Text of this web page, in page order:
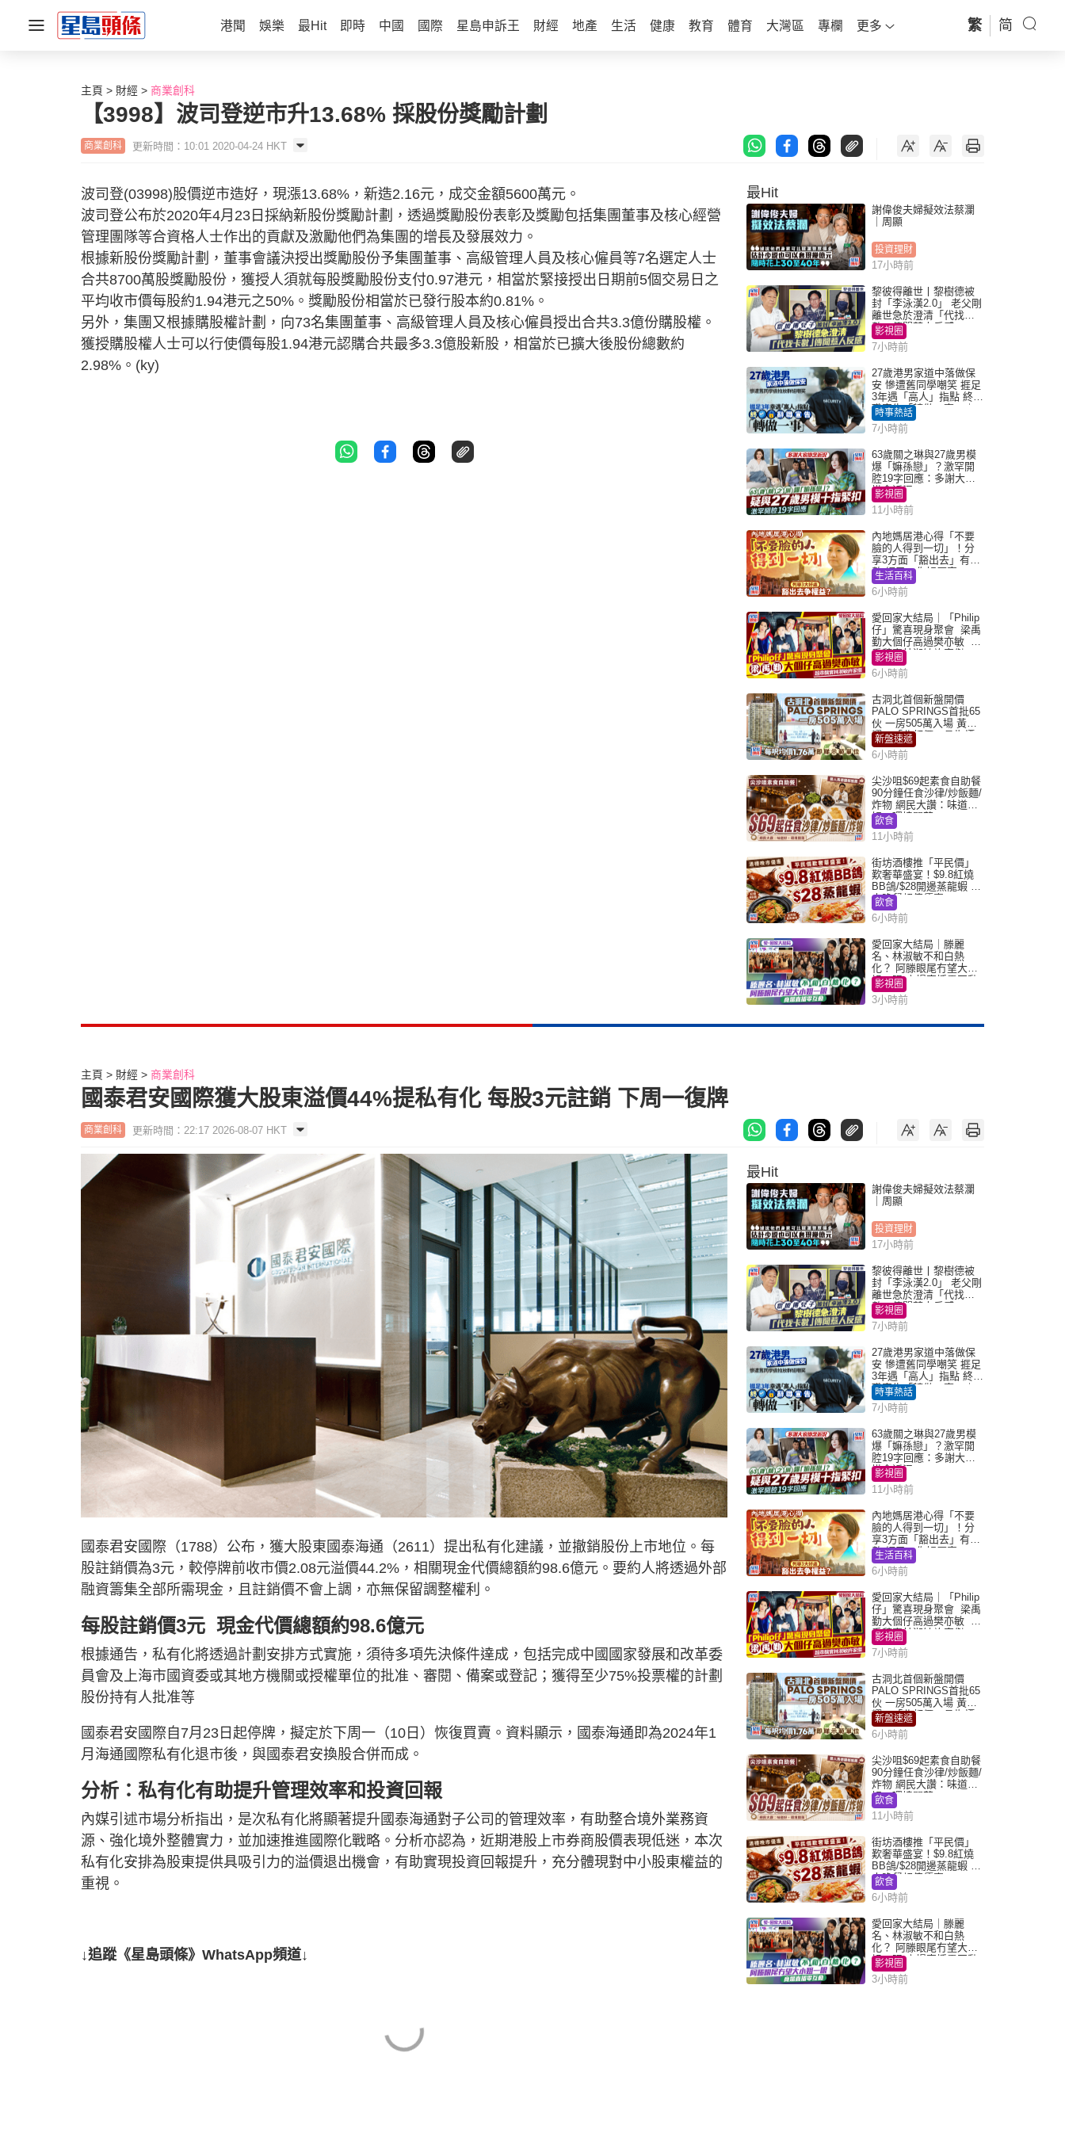
港聞 娛樂 最Hit 即時 中國 國際 星島申訴王 財經 地產 生活 健康 教育 體育 大灣區 專欄 更多 繁 简
主頁 財經 商業創科
【3998】波司登逆市升13.68% 採股份獎勵計劃
商業創科 更新時間：10:01 2020-04-24 HKT
波司登(03998)股價逆市造好，現漲13.68%，新造2.16元，成交金額5600萬元。
波司登公布於2020年4月23日採納新股份獎勵計劃，透過獎勵股份表彰及獎勵包括集團董事及核心經營
管理團隊等合資格人士作出的貢獻及激勵他們為集團的增長及發展效力。
根據新股份獎勵計劃，董事會議決授出獎勵股份予集團董事、高級管理人員及核心僱員等7名選定人士
合共8700萬股獎勵股份，獲授人須就每股獎勵股份支付0.97港元，相當於緊接授出日期前5個交易日之
平均收市價每股約1.94港元之50%。獎勵股份相當於已發行股本約0.81%。
另外，集團又根據購股權計劃，向73名集團董事、高級管理人員及核心僱員授出合共3.3億份購股權。
獲授購股權人士可以行使價每股1.94港元認購合共最多3.3億股新股，相當於已擴大後股份總數約
2.98%。(ky)
最Hit
謝偉俊夫婦擬效法蔡瀾
｜周顯
投資理財
17小時前
黎彼得離世丨黎樹德被
封「李泳漢2.0」 老父剛
離世急於澄清「代找卡
數」傳聞惹人反感
影視圈
7小時前
27歲港男家道中落做保
安 慘遭舊同學嘲笑 捱足
3年遇「高人」指點 終辭
職宣告「轉做一事」｜
Juicy叮
時事熱話
7小時前
63歲關之琳與27歲男模
爆「嫲孫戀」？激罕開
腔19字回應：多謝大家
掛念近況
影視圈
11小時前
內地媽居港心得「不要
臉的人得到一切」！分
享3方面「豁出去」有著
數 網民：你好厲害
生活百科
6小時前
愛回家大結局｜「Philip
仔」驚喜現身聚會 梁禹
勤大個仔高過樊亦敏 超
乖黐實林淑敏許家傑
影視圈
6小時前
古洞北首個新盤開價
PALO SPRINGS首批65
伙 一房505萬入場 黃光
耀：「北都價」具指標
作用
新盤速遞
6小時前
尖沙咀$69起素食自助餐
90分鐘任食沙律/炒飯麵/
炸物 網民大讚：味道
好，環境闊落
飲食
11小時前
街坊酒樓推「平民價」
歎奢華盛宴！$9.8紅燒
BB鴿/$28開邊蒸龍蝦 3
大晚餐超值優惠
飲食
6小時前
愛回家大結局｜滕麗
名、林淑敏不和白熱
化？ 阿滕眼尾冇望大小
姐一眼 商場直播零互動
影視圈
3小時前
主頁 財經 商業創科
國泰君安國際獲大股東溢價44%提私有化 每股3元註銷 下周一復牌
商業創科 更新時間：22:17 2026-08-07 HKT
國泰君安國際（1788）公布，獲大股東國泰海通（2611）提出私有化建議，並撤銷股份上市地位。每
股註銷價為3元，較停牌前收市價2.08元溢價44.2%，相關現金代價總額約98.6億元。要約人將透過外部
融資籌集全部所需現金，且註銷價不會上調，亦無保留調整權利。
每股註銷價3元 現金代價總額約98.6億元
根據通告，私有化將透過計劃安排方式實施，須待多項先決條件達成，包括完成中國國家發展和改革委
員會及上海市國資委或其地方機關或授權單位的批准、審閱、備案或登記；獲得至少75%投票權的計劃
股份持有人批准等
國泰君安國際自7月23日起停牌，擬定於下周一（10日）恢復買賣。資料顯示，國泰海通即為2024年1
月海通國際私有化退市後，與國泰君安換股合併而成。
分析：私有化有助提升管理效率和投資回報
內媒引述市場分析指出，是次私有化將顯著提升國泰海通對子公司的管理效率，有助整合境外業務資
源、強化境外整體實力，並加速推進國際化戰略。分析亦認為，近期港股上市券商股價表現低迷，本次
私有化安排為股東提供具吸引力的溢價退出機會，有助實現投資回報提升，充分體現對中小股東權益的
重視。
↓追蹤《星島頭條》WhatsApp頻道↓
最Hit
謝偉俊夫婦擬效法蔡瀾
｜周顯
投資理財
17小時前
黎彼得離世丨黎樹德被
封「李泳漢2.0」 老父剛
離世急於澄清「代找卡
數」傳聞惹人反感
影視圈
7小時前
27歲港男家道中落做保
安 慘遭舊同學嘲笑 捱足
3年遇「高人」指點 終辭
職宣告「轉做一事」｜
Juicy叮
時事熱話
7小時前
63歲關之琳與27歲男模
爆「嫲孫戀」？激罕開
腔19字回應：多謝大家
掛念近況
影視圈
11小時前
內地媽居港心得「不要
臉的人得到一切」！分
享3方面「豁出去」有著
數 網民：你好厲害
生活百科
6小時前
愛回家大結局｜「Philip
仔」驚喜現身聚會 梁禹
勤大個仔高過樊亦敏 超
乖黐實林淑敏許家傑
影視圈
7小時前
古洞北首個新盤開價
PALO SPRINGS首批65
伙 一房505萬入場 黃光
耀：「北都價」具指標
作用
新盤速遞
6小時前
尖沙咀$69起素食自助餐
90分鐘任食沙律/炒飯麵/
炸物 網民大讚：味道
好，環境闊落
飲食
11小時前
街坊酒樓推「平民價」
歎奢華盛宴！$9.8紅燒
BB鴿/$28開邊蒸龍蝦 3
大晚餐超值優惠
飲食
6小時前
愛回家大結局｜滕麗
名、林淑敏不和白熱
化？ 阿滕眼尾冇望大小
姐一眼 商場直播零互動
影視圈
3小時前